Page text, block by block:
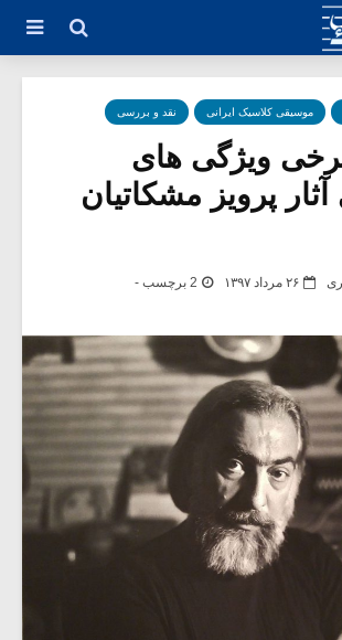
موسیقی کلاسیک ایرانی نقد و بررسی
ویژگی های
پرویز مشکاتیان
۲۶ مرداد ۱۳۹۷ 2 برچسب -